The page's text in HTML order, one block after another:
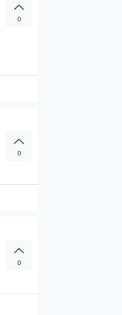
0
0
0